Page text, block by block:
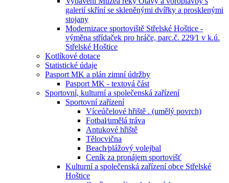
galerií skříní se skleněnými dvířky a prosklenými
stojany
Modernizace sportoviště Střelské Hoštice -
výměna střídaček pro hráče, parc.č. 229⁄1 v k.ú.
Střelské Hoštice
Kotlíkové dotace
Statistické údaje
Pasport MK a plán zimní údržby
Pasport MK - textová část
Sportovní, kulturní a společenská zařízení
Sportovní zařízení
Víceúčelové hřiště . (umělý povrch)
Fotbal⁄umělá tráva
Antukové hřiště
Tělocvična
Beach⁄plážový volejbal
Ceník za pronájem sportovišť
Kulturní a společenská zařízení obce Střelské
Hoštice